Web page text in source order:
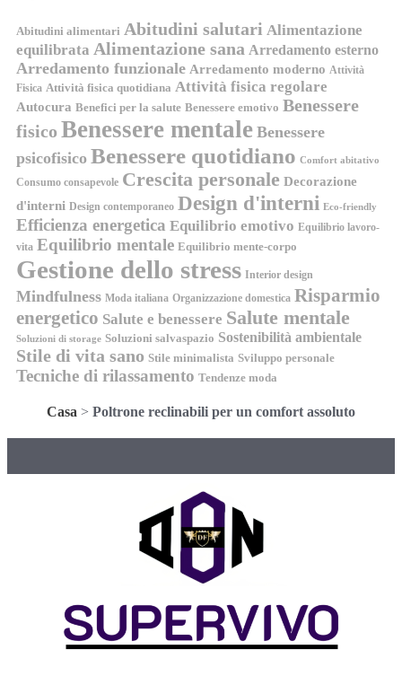
Abitudini alimentari Abitudini salutari Alimentazione
equilibrata Alimentazione sana Arredamento esterno
Arredamento funzionale Arredamento moderno Attività
Fisica Attività fisica quotidiana Attività fisica regolare
Autocura Benefici per la salute Benessere emotivo Benessere
fisico Benessere mentale Benessere
psicofisico Benessere quotidiano Comfort abitativo
Consumo consapevole Crescita personale Decorazione
d'interni Design contemporaneo Design d'interni Eco-friendly
Efficienza energetica Equilibrio emotivo Equilibrio lavoro-
vita Equilibrio mentale Equilibrio mente-corpo
Gestione dello stress Interior design
Mindfulness Moda italiana Organizzazione domestica Risparmio
energetico Salute e benessere Salute mentale
Soluzioni di storage Soluzioni salvaspazio Sostenibilità ambientale
Stile di vita sano Stile minimalista Sviluppo personale
Tecniche di rilassamento Tendenze moda
Casa > Poltrone reclinabili per un comfort assoluto